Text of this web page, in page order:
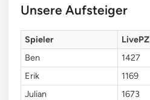
Unsere Aufsteiger
Spieler
LivePZ
Ben
1427
Erik
1169
Julian
1673